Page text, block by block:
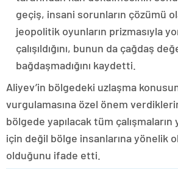
geçiş, insani sorunların çözümü
jeopolitik oyunların prizmasıyla
çalışıldığını, bunun da çağdaş
bağdaşmadığını kaydetti.
Aliyev’in bölgedeki uzlaşma
vurgulamasına özel önem
bölgede yapılacak tüm çalışmaların
için değil bölge insanlarına yönelik
olduğunu ifade etti.